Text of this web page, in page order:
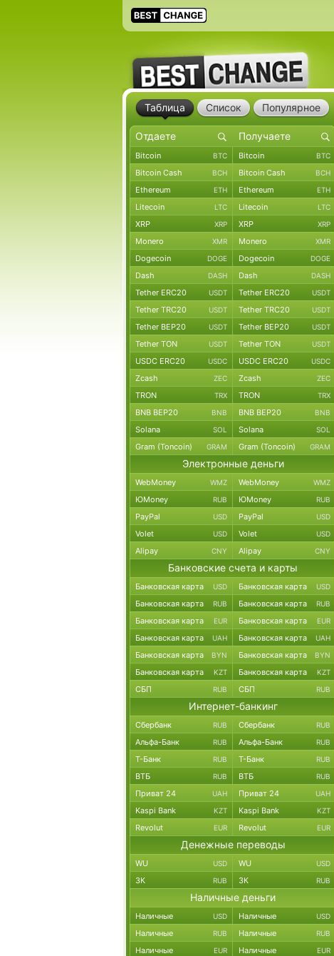
Таблица Список Популярное
Bitcoin BTC Bitcoin BTC
Bitcoin Cash BCH Bitcoin Cash BCH
Ethereum ETH Ethereum ETH
Litecoin LTC Litecoin LTC
XRP XRP XRP XRP
Monero XMR Monero XMR
Dogecoin DOGE Dogecoin DOGE
Dash DASH Dash DASH
Tether ERC20 USDT Tether ERC20 USDT
Tether TRC20 USDT Tether TRC20 USDT
Tether BEP20 USDT Tether BEP20 USDT
Tether TON USDT Tether TON USDT
USDC ERC20 USDC USDC ERC20 USDC
Zcash ZEC Zcash ZEC
TRON TRX TRON TRX
BNB BEP20 BNB BNB BEP20 BNB
Solana SOL Solana SOL
Gram (Toncoin) GRAM Gram (Toncoin) GRAM
Электронные деньги
WebMoney WMZ WebMoney WMZ
ЮMoney RUB ЮMoney RUB
PayPal USD PayPal USD
Volet USD Volet USD
Alipay CNY Alipay CNY
Банковские счета и карты
Банковская карта USD Банковская карта USD
Банковская карта RUB Банковская карта RUB
Банковская карта EUR Банковская карта EUR
Банковская карта UAH Банковская карта UAH
Банковская карта BYN Банковская карта BYN
Банковская карта KZT Банковская карта KZT
СБП RUB СБП RUB
Интернет-банкинг
Сбербанк RUB Сбербанк RUB
Альфа-Банк RUB Альфа-Банк RUB
Т-Банк RUB Т-Банк RUB
ВТБ RUB ВТБ RUB
Приват 24 UAH Приват 24 UAH
Kaspi Bank KZT Kaspi Bank KZT
Revolut EUR Revolut EUR
Денежные переводы
WU USD WU USD
ЗК RUB ЗК RUB
Наличные деньги
Наличные USD Наличные USD
Наличные RUB Наличные RUB
Наличные EUR Наличные EUR